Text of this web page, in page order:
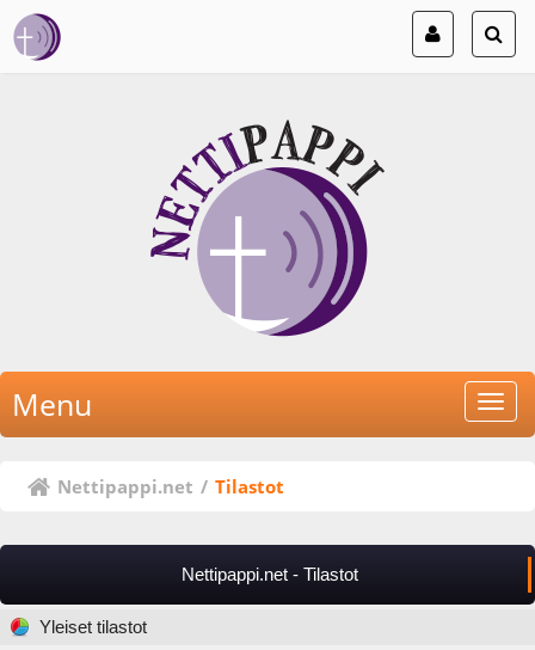
Menu
Nettipappi.net / Tilastot
Nettipappi.net - Tilastot
Yleiset tilastot